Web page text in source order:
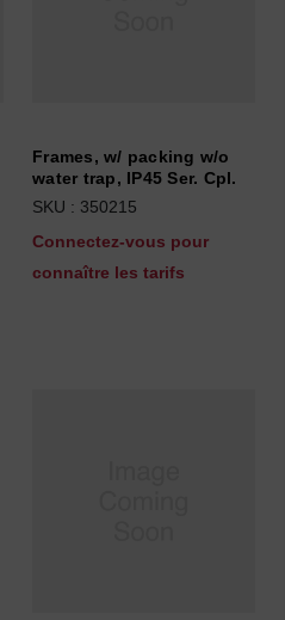
Frames, w/ packing w/o
water trap, IP45 Ser. Cpl.
SKU : 350215
Connectez-vous pour
connaître les tarifs